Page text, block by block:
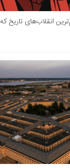
انقلاب‌های تاریخ